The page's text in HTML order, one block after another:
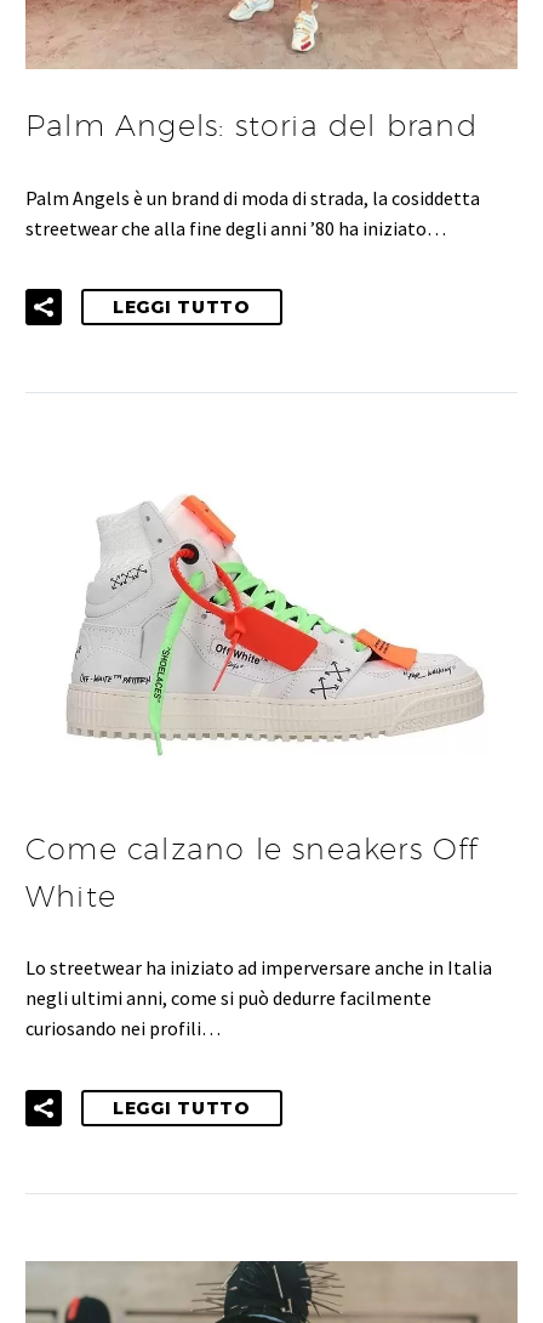
Palm Angels: storia del brand
Palm Angels è un brand di moda di strada, la cosiddetta
streetwear che alla fine degli anni ’80 ha iniziato…
LEGGI TUTTO
Come calzano le sneakers Off
White
Lo streetwear ha iniziato ad imperversare anche in Italia
negli ultimi anni, come si può dedurre facilmente
curiosando nei profili…
LEGGI TUTTO